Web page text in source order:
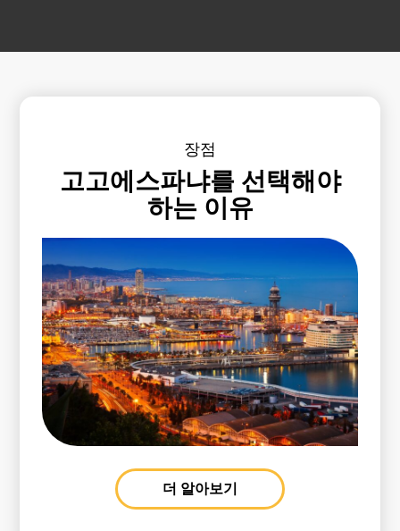
장점
고고에스파냐를 선택해야
하는 이유
더 알아보기